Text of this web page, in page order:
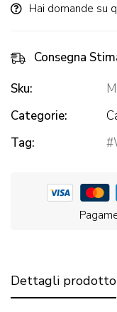
Hai domande su
Consegna
Sku:
Categorie:
Tag:
Dettagli prodotto